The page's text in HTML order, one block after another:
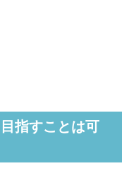
指すことは可